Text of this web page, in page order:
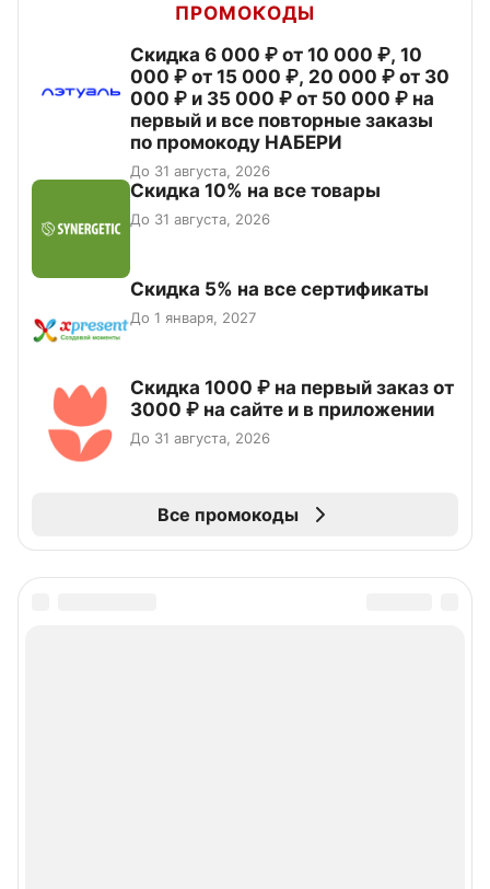
ПРОМОКОДЫ
Скидка 6 000 ₽ от 10 000 ₽, 10
000 ₽ от 15 000 ₽, 20 000 ₽ от 30
000 ₽ и 35 000 ₽ от 50 000 ₽ на
первый и все повторные заказы
по промокоду НАБЕРИ
До 31 августа, 2026
Скидка 10% на все товары
До 31 августа, 2026
Скидка 5% на все сертификаты
До 1 января, 2027
Скидка 1000 ₽ на первый заказ от
3000 ₽ на сайте и в приложении
До 31 августа, 2026
Все промокоды